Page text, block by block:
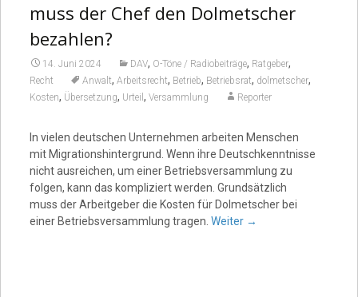
muss der Chef den Dolmetscher
bezahlen?
14. Juni 2024 DAV, O-Töne / Radiobeiträge, Ratgeber,
Recht Anwalt, Arbeitsrecht, Betrieb, Betriebsrat, dolmetscher,
Kosten, Übersetzung, Urteil , Versammlung Reporter
In vielen deutschen Unternehmen arbeiten Menschen
mit Migrationshintergrund. Wenn ihre Deutschkenntnisse
nicht ausreichen, um einer Betriebsversammlung zu
folgen, kann das kompliziert werden. Grundsätzlich
muss der Arbeitgeber die Kosten für Dolmetscher bei
einer Betriebsversammlung tragen. Weiter →